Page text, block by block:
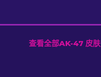
查看全部AK-47 皮肤